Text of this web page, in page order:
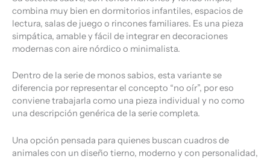
combina muy bien en dormitorios infantiles, espacios de
lectura, salas de juego o rincones familiares. Es una pieza
simpática, amable y fácil de integrar en decoraciones
modernas con aire nórdico o minimalista.
Dentro de la serie de monos sabios, esta variante se
diferencia por representar el concepto “no oír”, por eso
conviene trabajarla como una pieza individual y no como
una descripción genérica de la serie completa.
Una opción pensada para quienes buscan cuadros de
animales con un diseño tierno, moderno y con personalidad,